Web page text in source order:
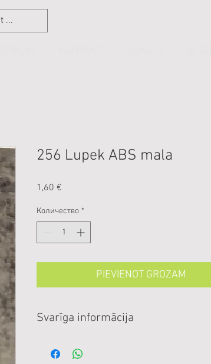
256 Lupek ABS mala
1,60 €
Количество *
PIEVIENOT GROZAM
Svarīga informācija
ABS apdares lentes ir iespējams